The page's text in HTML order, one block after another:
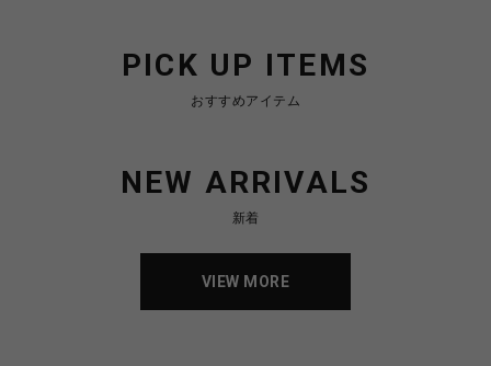
PICK UP ITEMS
おすすめアイテム
NEW ARRIVALS
新着
VIEW MORE